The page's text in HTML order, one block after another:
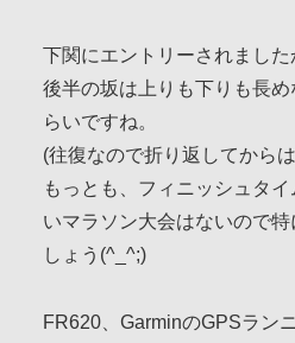
下関にエントリーされました
後半の坂は上りも下りも長
らいですね。
(往復なので折り返してから
もっとも、フィニッシュタ
いマラソン大会はないので
しょう(^_^;)
FR620、GarminのGPSラン